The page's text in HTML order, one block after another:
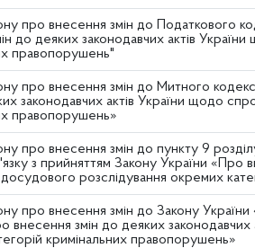
про внесення змін до Податкового
до деяких законодавчих актів
правопорушень"
про внесення змін до Митного
законодавчих актів України щодо
правопорушень»
про внесення змін до пункту 9
з прийняттям Закону України «Про
розслідування окремих
про внесення змін до Закону
внесення змін до деяких
кримінальних правопорушень»